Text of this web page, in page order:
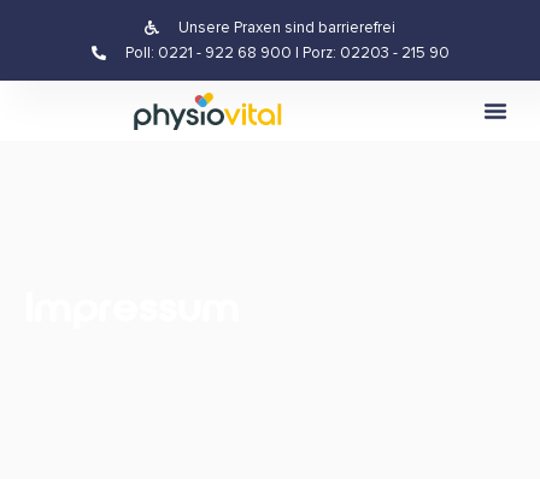
Unsere Praxen sind barrierefrei
Poll: 0221 - 922 68 900 | Porz: 02203 - 215 90